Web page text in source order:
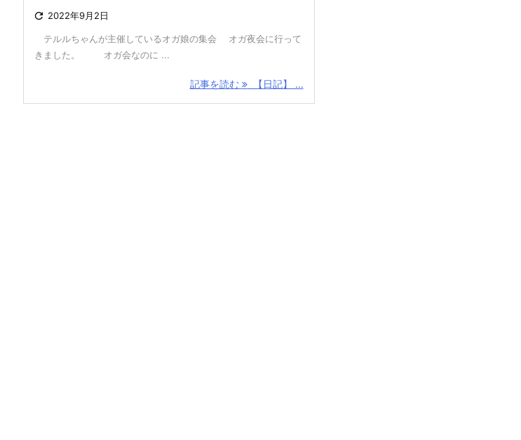
 2022年9月2日
テルルちゃんが主催しているオガ娘の集会 オガ夜会に行って
きました。 オガ会なのに ...
記事を読む 【日記】 ...